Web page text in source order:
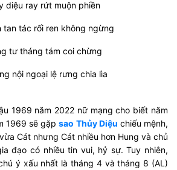
diệu ray rứt muộn phiền
tan tác rối ren không ngừng
tư tháng tám coi chừng
nội ngoại lệ rưng chia lìa
1969 năm 2022 nữ mạng cho biết năm
1969 sẽ gặpsao Thủy Diệu chiếu mệnh,
Cát nhưng Cát nhiều hơn Hung và chủ
đạo có nhiều tin vui, hỷ sự. Tuy nhiên,
ý xấu nhất là tháng 4 và tháng 8 (AL)